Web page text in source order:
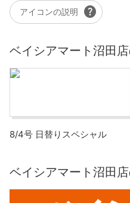
アイコンの説明 help
ベイシアマート沼田
8/4号 日替りスペシャル
ベイシアマート沼田